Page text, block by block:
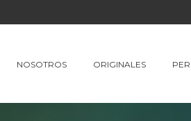
NOSOTROS ORIGINALES